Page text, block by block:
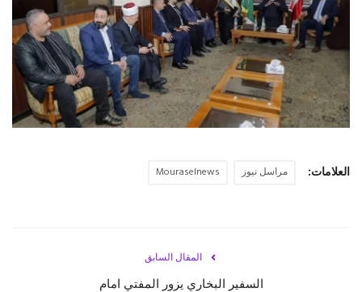
العلامات: مراسل نيوز Mouraselnews
المقال السابق
السفير البخاري يزور المفتي امام